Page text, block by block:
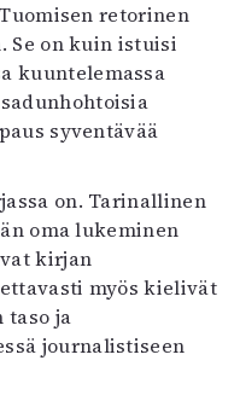
retorinen
Se on kuin istuisi
kuuntelemassa
syventävää
on. Tarinallinen
oma lukeminen
kirjan
myös kielivät
ja
journalistiseen